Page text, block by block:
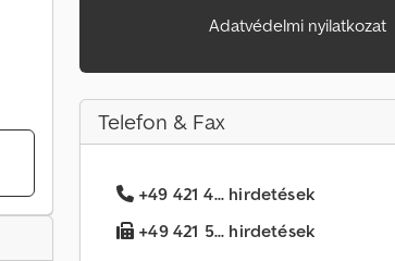
Adatvédelmi nyilatkozat
Telefon & Fax
+49 421 4... hirdetések
+49 421 5... hirdetések